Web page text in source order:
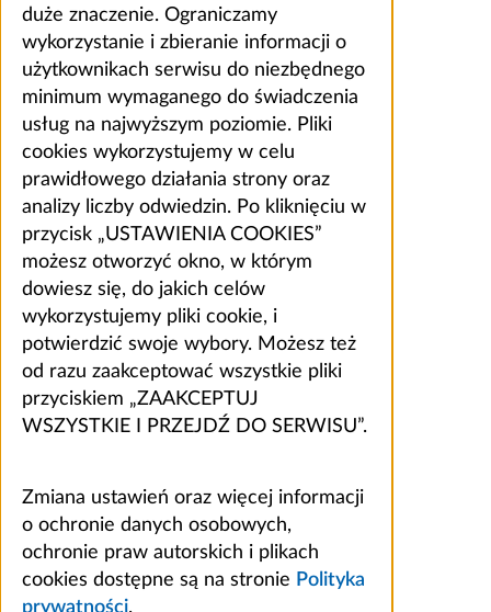
duże znaczenie. Ograniczamy
wykorzystanie i zbieranie informacji o
użytkownikach serwisu do niezbędnego
minimum wymaganego do świadczenia
usług na najwyższym poziomie. Pliki
cookies wykorzystujemy w celu
prawidłowego działania strony oraz
analizy liczby odwiedzin. Po kliknięciu w
przycisk „USTAWIENIA COOKIES”
możesz otworzyć okno, w którym
dowiesz się, do jakich celów
wykorzystujemy pliki cookie, i
potwierdzić swoje wybory. Możesz też
od razu zaakceptować wszystkie pliki
przyciskiem „ZAAKCEPTUJ
WSZYSTKIE I PRZEJDŹ DO SERWISU”.
Zmiana ustawień oraz więcej informacji
o ochronie danych osobowych,
ochronie praw autorskich i plikach
cookies dostępne są na stronie Polityka
prywatności.